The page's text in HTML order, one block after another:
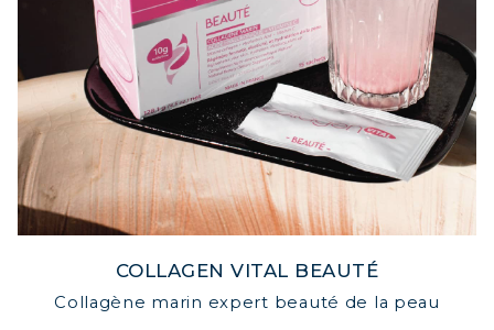
COLLAGEN VITAL BEAUTÉ
Collagène marin expert beauté de la peau